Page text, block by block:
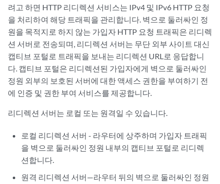
려고 하면 HTTP 리디렉션 서비스는 IPv4 및 IPv6 HTTP 요청
을 처리하여 해당 트래픽을 관리합니다. 벽으로 둘러싸인 정
원을 목적지로 하지 않는 가입자 HTTP 요청 트래픽은 리디렉
션 서버로 전송되며, 리디렉션 서버는 무단 외부 사이트 대신
캡티브 포털로 트래픽을 보내는 리디렉션 URL로 응답합니
다. 캡티브 포털은 리디렉션된 가입자에게 벽으로 둘러싸인
정원 외부의 보호된 서버에 대한 액세스 권한을 부여하기 전
에 인증 및 권한 부여 서비스를 제공합니다.
리디렉션 서버는 로컬 또는 원격일 수 있습니다.
로컬 리디렉션 서버 - 라우터에 상주하며 가입자 트래픽
을 벽으로 둘러싸인 정원 내부의 캡티브 포털로 리디렉
션합니다.
원격 리디렉션 서버—라우터 뒤의 벽으로 둘러싸인 정원